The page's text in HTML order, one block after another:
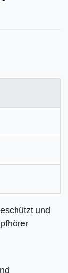
und